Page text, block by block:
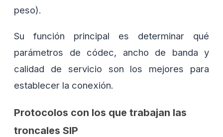
peso).
Su función principal es determinar qué
parámetros de códec, ancho de banda y
calidad de servicio son los mejores para
establecer la conexión.
Protocolos con los que trabajan las
troncales SIP